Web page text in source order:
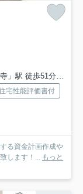
」駅 徒歩51分
宅性能評価書付
る資金計画作成や
します！...
もっと